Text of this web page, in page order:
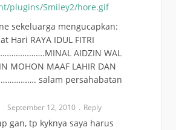
plugins/Smiley2/hore.gif
sekeluarga mengucapkan:
Hari RAYA IDUL FITRI
AIDZIN WAL
MOHON MAAF LAHIR DAN
salam persahabatan
September 12, 2010 Reply
gan, tp kyknya saya harus